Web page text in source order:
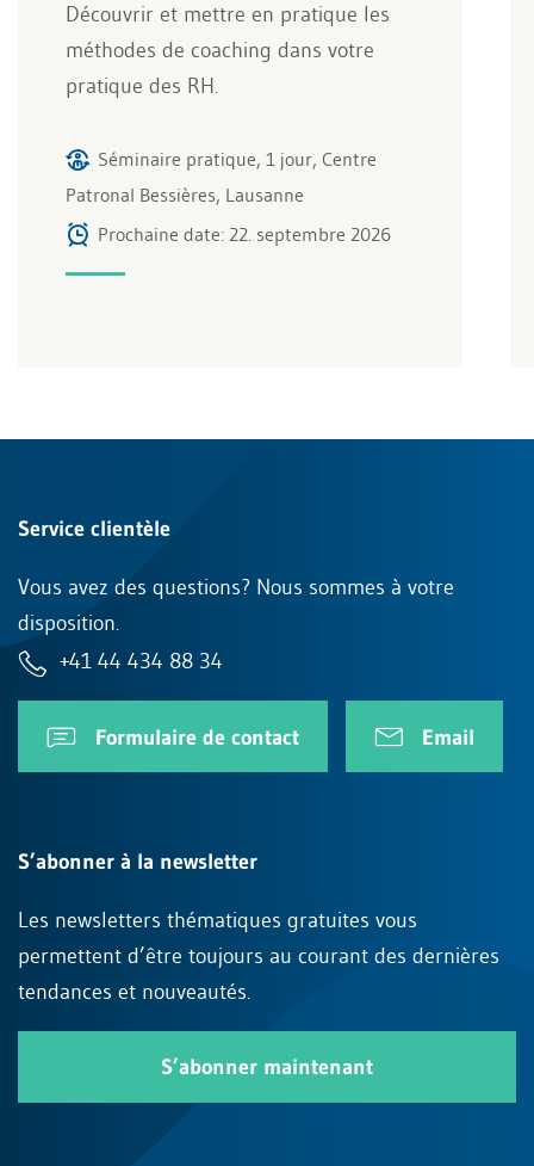
Découvrir et mettre en pratique les
méthodes de coaching dans votre
pratique des RH.
Séminaire pratique, 1 jour, Centre
Patronal Bessières, Lausanne
Prochaine date: 22. septembre 2026
Service clientèle
Vous avez des questions? Nous sommes à votre
disposition.
+41 44 434 88 34
Formulaire de contact Email
S’abonner à la newsletter
Les newsletters thématiques gratuites vous
permettent d’être toujours au courant des dernières
tendances et nouveautés.
S’abonner maintenant